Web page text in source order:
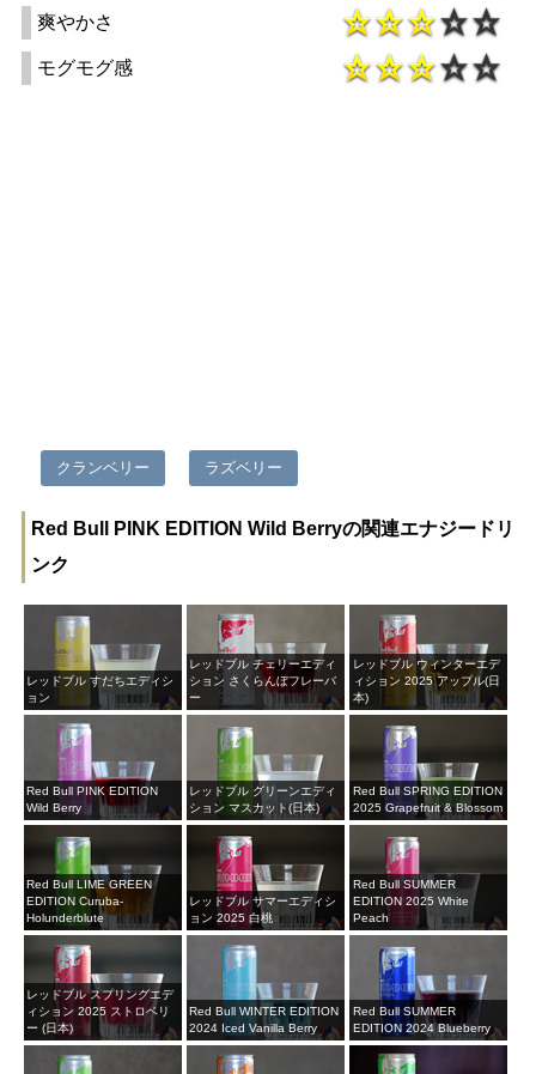
爽やかさ
モグモグ感
クランベリー ラズベリー
Red Bull PINK EDITION Wild Berryの関連エナジードリ
ンク
レッドブル すだちエディシ
ョン
レッドブル チェリーエディ
ション さくらんぼフレーバ
ー
レッドブル ウィンターエデ
ィション 2025 アップル(日
本)
Red Bull PINK EDITION
Wild Berry
レッドブル グリーンエディ
ション マスカット(日本)
Red Bull SPRING EDITION
2025 Grapefruit & Blossom
Red Bull LIME GREEN
EDITION Curuba-
Holunderblute
レッドブル サマーエディシ
ョン 2025 白桃
Red Bull SUMMER
EDITION 2025 White
Peach
レッドブル スプリングエデ
ィション 2025 ストロベリ
ー (日本)
Red Bull WINTER EDITION
2024 Iced Vanilla Berry
Red Bull SUMMER
EDITION 2024 Blueberry